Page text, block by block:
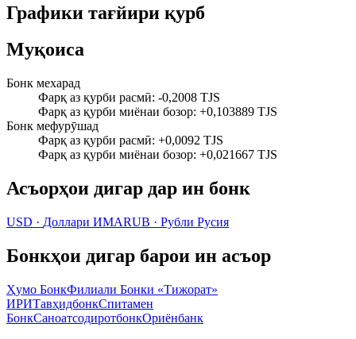
Графики тағйири қурб
Муқоиса
Бонк мехарад
Фарқ аз қурби расмӣ: -0,2008 TJS
Фарқ аз қурби миёнаи бозор: +0,103889 TJS
Бонк мефурӯшад
Фарқ аз қурби расмӣ: +0,0092 TJS
Фарқ аз қурби миёнаи бозор: +0,021667 TJS
Асъорҳои дигар дар ин бонк
USD · Доллари ИМАRUB · Рубли Русия
Бонкҳои дигар барои ин асъор
Ҳумо БонкФилиали Бонки «Тижорат»
ИРИТавҳидбонкСпитамен
БонкСаноатсодиротбонкОриёнбанк